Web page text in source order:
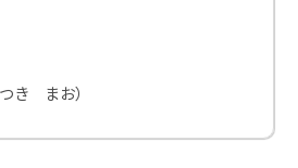
き まお）